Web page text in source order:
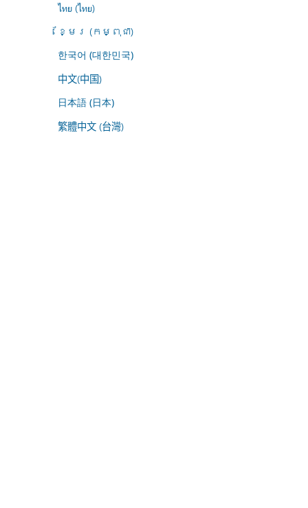
ไทย (ไทย)
ខ្មែរ (កម្ពុជា)
한국어 (대한민국)
中文(中国)
日本語 (日本)
繁體中文 (台灣)